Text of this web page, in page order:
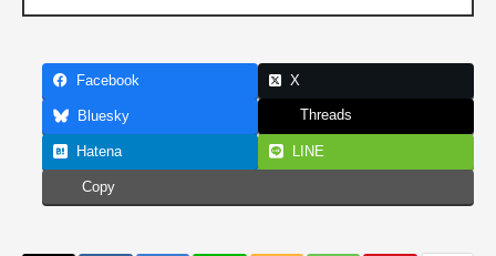
Facebook X
Bluesky Threads
Hatena LINE
Copy